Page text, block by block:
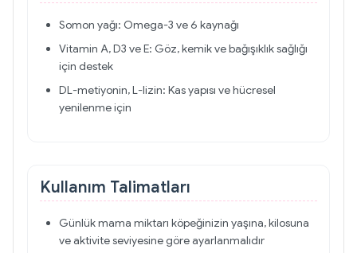
Somon yağı: Omega-3 ve 6 kaynağı
Vitamin A, D3 ve E: Göz, kemik ve bağışıklık sağlığı
için destek
DL-metiyonin, L-lizin: Kas yapısı ve hücresel
yenilenme için
Kullanım Talimatları
Günlük mama miktarı köpeğinizin yaşına, kilosuna
ve aktivite seviyesine göre ayarlanmalıdır